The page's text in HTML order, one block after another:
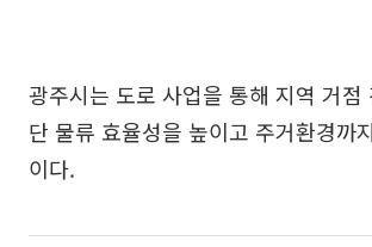
광주시는 도로 사업을 통해 지역 거점
단 물류 효율성을 높이고 주거환경까
이다.